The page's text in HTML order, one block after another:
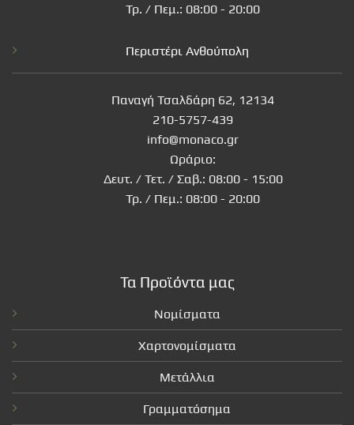
Τρ. / Πεμ.: 08:00 - 20:00
Περιστέρι Ανθούπολη
Παναγή Τσαλδάρη 62, 12134
210-5757-439
info@monaco.gr
Ωράριο:
Δευτ. / Τετ. / Σαβ.: 08:00 - 15:00
Τρ. / Πεμ.: 08:00 - 20:00
Τα Προϊόντα μας
Νομίσματα
Χαρτονομίσματα
Μετάλλια
Γραμματόσημα